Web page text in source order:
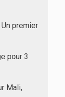
premier
pour 3
Mali,